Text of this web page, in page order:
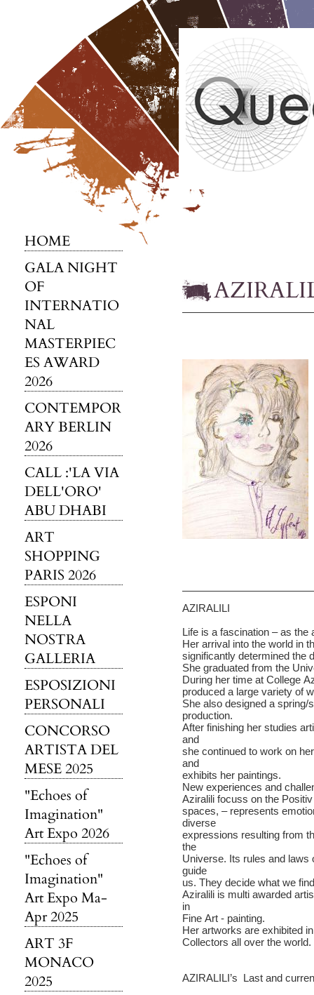
HOME
GALA NIGHT
OF
INTERNATIO
NAL
MASTERPIEC
ES AWARD
2026
CONTEMPOR
ARY BERLIN
2026
CALL :'LA VIA
DELL'ORO'
ABU DHABI
ART
SHOPPING
PARIS 2026
ESPONI
NELLA
NOSTRA
GALLERIA
ESPOSIZIONI
PERSONALI
CONCORSO
ARTISTA DEL
MESE 2025
"Echoes of
Imagination"
Art Expo 2026
"Echoes of
Imagination"
Art Expo Ma-
Apr 2025
ART 3F
MONACO
2025
AZIRALILI
Life is a fascination – as
Her arrival into the world in
significantly determined the
She graduated from the
During her time at College
produced a large variety of
She also designed a
production.
After finishing her studies
and
she continued to work on
and
exhibits her paintings.
New experiences and
Aziralili focuss on the
spaces, – represents
diverse
expressions resulting from
the
Universe. Its rules and laws
guide
us. They decide what we
Aziralili is multi awarded
in
Fine Art - painting.
Her artworks are exhibited
Collectors all over the world.
AZIRALILI’s Last and